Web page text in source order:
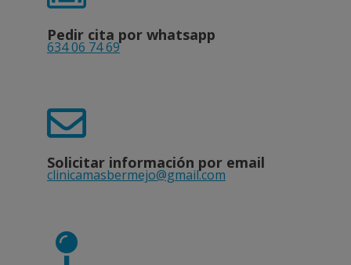
Pedir cita por whatsapp
634 06 74 69
Solicitar información por email
clinicamasbermejo@gmail.com